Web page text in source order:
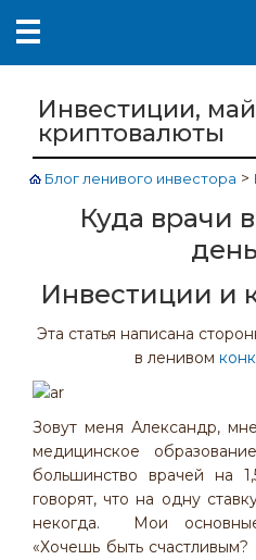
Инвестиции,
криптовалюты
Блог ленивого инвестора >
Куда врачи
Инвестиции и
Эта статья написана
в ленивом
Зовут меня Александр,
медицинское
большинство врачей на
говорят, что на одну
некогда. Мои
«Хочешь быть